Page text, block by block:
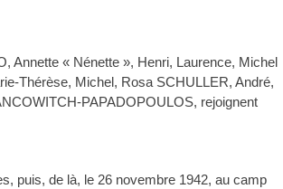
Annette « Nénette », Henri, Laurence, Michel
Thérèse, Michel, Rosa SCHULLER, André,
PAPADOPOULOS, rejoignent
puis, de là, le 26 novembre 1942, au camp